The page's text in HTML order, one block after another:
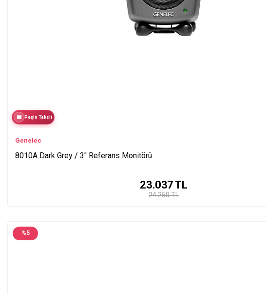
Peşin Taksit
Genelec
8010A Dark Grey / 3'' Referans Monitörü
24.250 TL
23.037TL
%5